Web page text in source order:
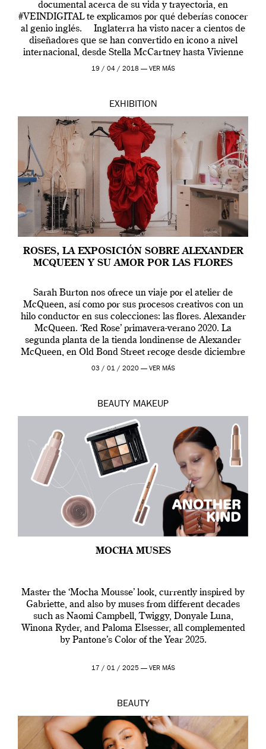
documental acerca de su vida y trayectoria, en
#VEINDIGITAL te explicamos por qué deberías conocer
al genio inglés. Inglaterra ha visto nacer a cientos de
diseñadores que se han convertido en icono a nivel
internacional, desde Stella McCartney hasta Vivienne
Westwood pasando […]
19 / 04 / 2018 — VER MÁS
EXHIBITION
ROSES, LA EXPOSICIÓN SOBRE ALEXANDER
MCQUEEN Y SU AMOR POR LAS FLORES
Sarah Burton nos ofrece un viaje por el atelier de
McQueen, así como por sus procesos creativos con un
hilo conductor en sus colecciones: las flores. Alexander
McQueen. ‘Red Rose’ primavera-verano 2020. La
segunda planta de la tienda londinense de Alexander
McQueen, en Old Bond Street recoge desde diciembre
de 2019 hasta final de abril […]
03 / 01 / 2020 — VER MÁS
BEAUTY MAKEUP
MOCHA MUSES
Master the ‘Mocha Mousse’ look, currently inspired by
Gabriette, and also by muses from different decades
such as Naomi Campbell, Twiggy, Donyale Luna,
Winona Ryder, and Paloma Elsesser, all complemented
by Pantone’s Color of the Year 2025.
17 / 01 / 2025 — VER MÁS
BEAUTY